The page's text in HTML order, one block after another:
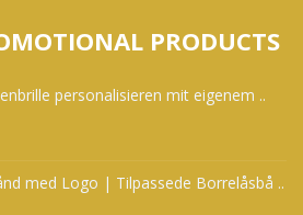
PRODUCTS
personalisieren mit eigenem ..
med Logo | Tilpassede Borrelåsbå ..